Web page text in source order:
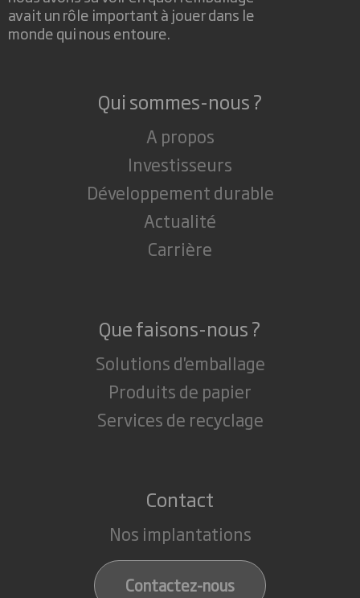
avait un rôle important à jouer dans le
monde qui nous entoure.
Qui sommes-nous ?
A propos
Investisseurs
Développement durable
Actualité
Carrière
Que faisons-nous ?
Solutions d'emballage
Produits de papier
Services de recyclage
Contact
Nos implantations
Contactez-nous